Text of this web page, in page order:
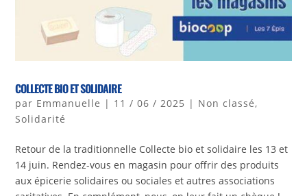
COLLECTE BIO ET SOLIDAIRE
par Emmanuelle | 11 / 06 / 2025 | Non classé,
Solidarité
Retour de la traditionnelle Collecte bio et solidaire les 13 et
14 juin. Rendez-vous en magasin pour offrir des produits
aux épicerie solidaires ou sociales et autres associations